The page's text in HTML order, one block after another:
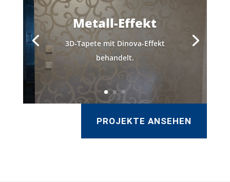
Metall-Effekt
3D-Tapete mit Dinova-Effekt
behandelt.
PROJEKTE ANSEHEN